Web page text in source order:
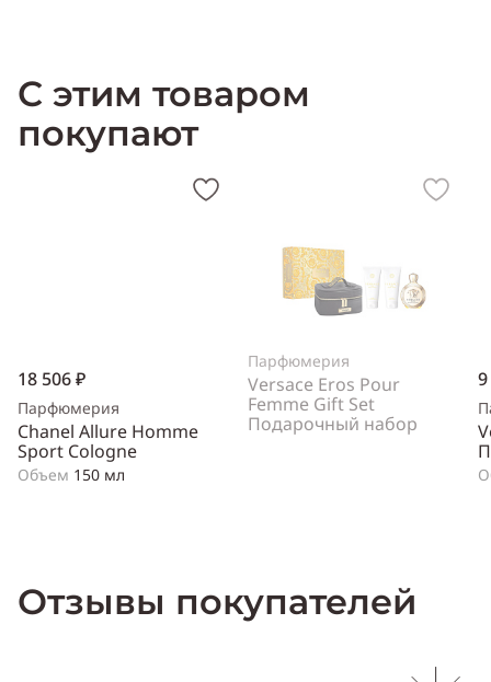
С этим товаром
покупают
18 506 ₽
Парфюмерия
Chanel Allure Homme
Sport Cologne
Объем 150 мл
Парфюмерия
Versace Eros Pour
Femme Gift Set
Подарочный набор
Отзывы покупателей